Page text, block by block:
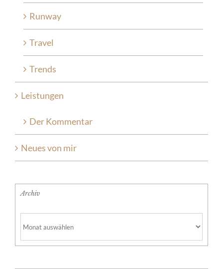
Runway
Travel
Trends
Leistungen
Der Kommentar
Neues von mir
Archiv